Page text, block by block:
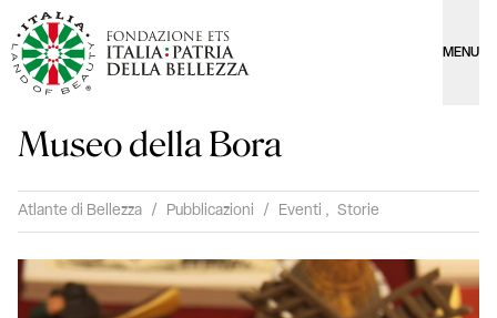
MENU
Museo della Bora
Atlante di Bellezza / Pubblicazioni / Eventi , Storie